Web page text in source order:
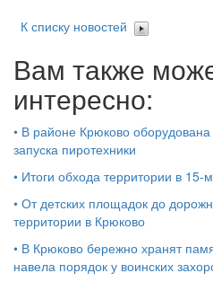
К списку новостей
Вам также
интересно:
• В районе Крюково
запуска пиротехники
• Итоги обхода территории в
• От детских площадок до
территории в Крюково
• В Крюково бережно хранят
навела порядок у воинских